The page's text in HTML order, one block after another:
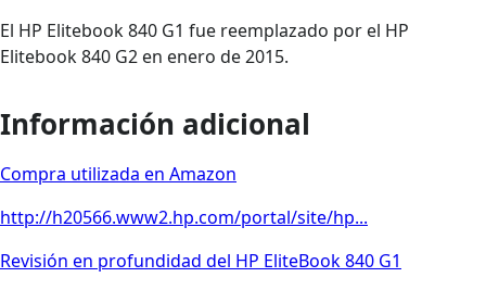
El HP Elitebook 840 G1 fue reemplazado por el HP
Elitebook 840 G2 en enero de 2015.
Información adicional
Compra utilizada en Amazon
http://h20566.www2.hp.com/portal/site/hp...
Revisión en profundidad del HP EliteBook 840 G1